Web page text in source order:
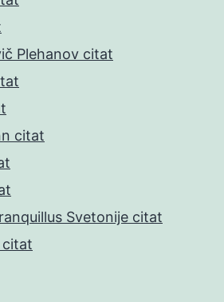
Plehanov citat
citat
Svetonije citat
citat